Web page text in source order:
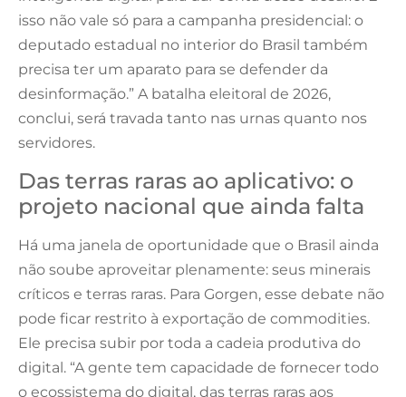
isso não vale só para a campanha presidencial: o
deputado estadual no interior do Brasil também
precisa ter um aparato para se defender da
desinformação.” A batalha eleitoral de 2026,
conclui, será travada tanto nas urnas quanto nos
servidores.
Das terras raras ao aplicativo: o
projeto nacional que ainda falta
Há uma janela de oportunidade que o Brasil ainda
não soube aproveitar plenamente: seus minerais
críticos e terras raras. Para Gorgen, esse debate não
pode ficar restrito à exportação de commodities.
Ele precisa subir por toda a cadeia produtiva do
digital. “A gente tem capacidade de fornecer todo
o ecossistema do digital, das terras raras aos